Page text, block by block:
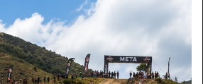
COTIZAR
/ cotizar